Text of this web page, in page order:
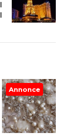
Annonce